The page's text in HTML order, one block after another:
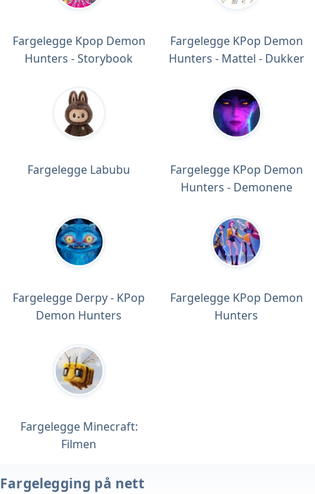
Fargelegge Kpop Demon
Hunters - Storybook
Fargelegge KPop Demon
Hunters - Mattel - Dukker
Fargelegge Labubu
Fargelegge KPop Demon
Hunters - Demonene
Fargelegge Derpy - KPop
Demon Hunters
Fargelegge KPop Demon
Hunters
Fargelegge Minecraft:
Filmen
Fargelegging på nett